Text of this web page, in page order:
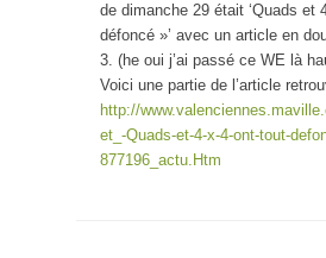
de dimanche 29 était ‘Quads et
défoncé »’ avec un article en
3. (he oui j’ai passé ce WE là
Voici une partie de l’article
http://
et_-Quads-et-4-x-4-ont-tout-
877196_actu.Htm